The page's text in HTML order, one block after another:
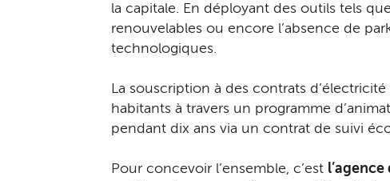
la capitale. En déployant des outils tels
renouvelables ou encore l’absence de
technologiques.
La souscription à des contrats
habitants à travers un programme
pendant dix ans via un contrat de suivi
Pour concevoir l’ensemble, c’est